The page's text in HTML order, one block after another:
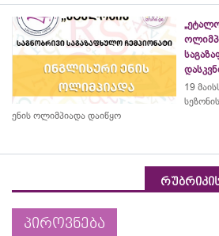
19
ენის ოლიმპიადა დაიწყო
პიროვნება